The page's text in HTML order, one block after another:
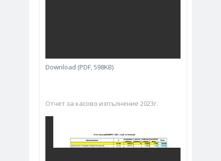
Download (PDF, 598KB)
Отчет за касово изпълнение 2023г.